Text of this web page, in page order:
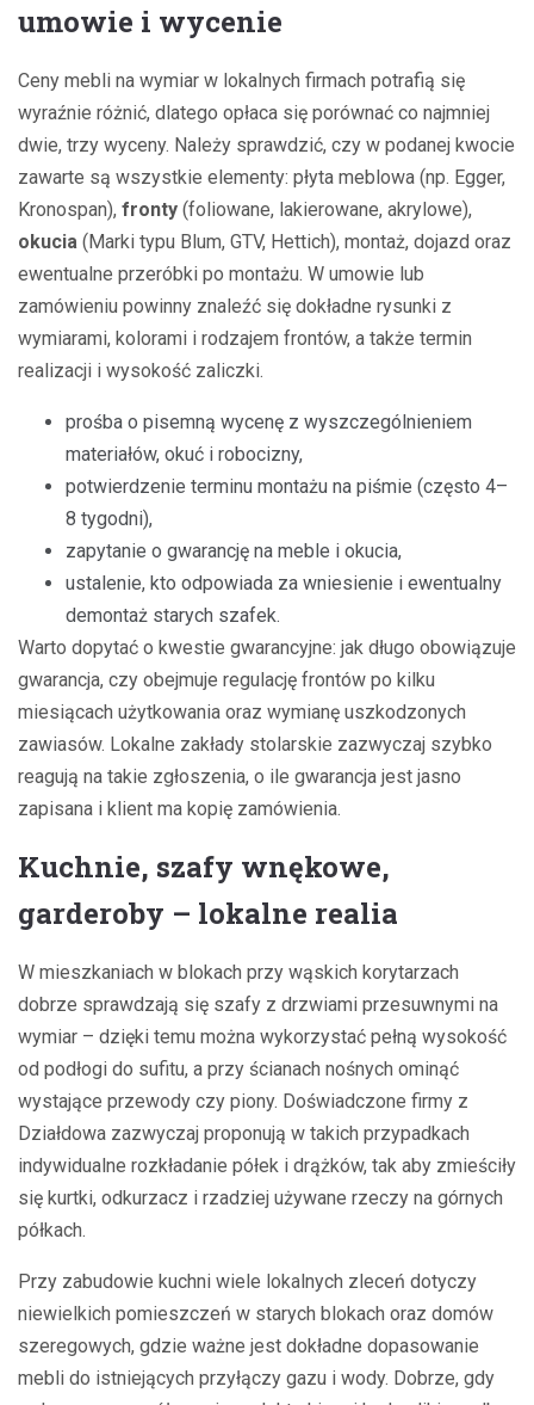
umowie i wycenie
Ceny mebli na wymiar w lokalnych firmach potrafią się
wyraźnie różnić, dlatego opłaca się porównać co najmniej
dwie, trzy wyceny. Należy sprawdzić, czy w podanej kwocie
zawarte są wszystkie elementy: płyta meblowa (np. Egger,
Kronospan), fronty (foliowane, lakierowane, akrylowe),
okucia (Marki typu Blum, GTV, Hettich), montaż, dojazd oraz
ewentualne przeróbki po montażu. W umowie lub
zamówieniu powinny znaleźć się dokładne rysunki z
wymiarami, kolorami i rodzajem frontów, a także termin
realizacji i wysokość zaliczki.
prośba o pisemną wycenę z wyszczególnieniem
materiałów, okuć i robocizny,
potwierdzenie terminu montażu na piśmie (często 4–
8 tygodni),
zapytanie o gwarancję na meble i okucia,
ustalenie, kto odpowiada za wniesienie i ewentualny
demontaż starych szafek.
Warto dopytać o kwestie gwarancyjne: jak długo obowiązuje
gwarancja, czy obejmuje regulację frontów po kilku
miesiącach użytkowania oraz wymianę uszkodzonych
zawiasów. Lokalne zakłady stolarskie zazwyczaj szybko
reagują na takie zgłoszenia, o ile gwarancja jest jasno
zapisana i klient ma kopię zamówienia.
Kuchnie, szafy wnękowe,
garderoby – lokalne realia
W mieszkaniach w blokach przy wąskich korytarzach
dobrze sprawdzają się szafy z drzwiami przesuwnymi na
wymiar – dzięki temu można wykorzystać pełną wysokość
od podłogi do sufitu, a przy ścianach nośnych ominąć
wystające przewody czy piony. Doświadczone firmy z
Działdowa zazwyczaj proponują w takich przypadkach
indywidualne rozkładanie półek i drążków, tak aby zmieściły
się kurtki, odkurzacz i rzadziej używane rzeczy na górnych
półkach.
Przy zabudowie kuchni wiele lokalnych zleceń dotyczy
niewielkich pomieszczeń w starych blokach oraz domów
szeregowych, gdzie ważne jest dokładne dopasowanie
mebli do istniejących przyłączy gazu i wody. Dobrze, gdy